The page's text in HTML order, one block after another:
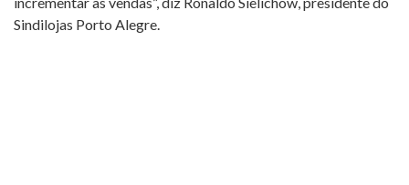
Sindilojas Porto Alegre.